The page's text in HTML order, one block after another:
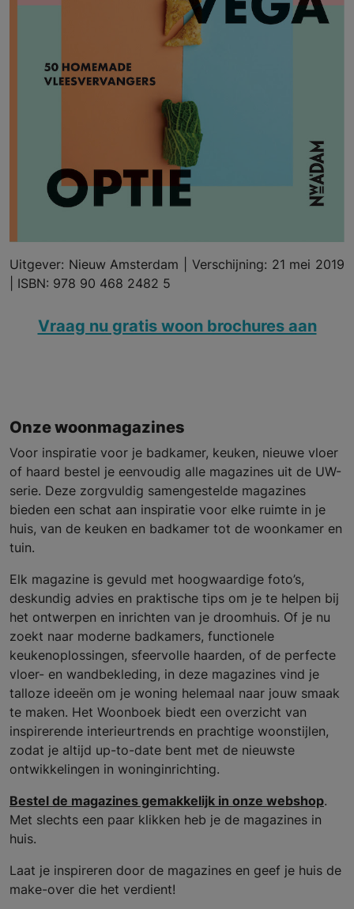
Uitgever: Nieuw Amsterdam | Verschijning: 21 mei 2019
ISBN: 978 90 468 2482 5
Vraag nu gratis woon brochures aan
Onze woonmagazines
Voor inspiratie voor je badkamer, keuken, nieuwe vloer
of haard bestel je eenvoudig alle magazines uit de UW-
serie. Deze zorgvuldig samengestelde magazines
bieden een schat aan inspiratie voor elke ruimte in je
huis, van de keuken en badkamer tot de woonkamer en
tuin.
Elk magazine is gevuld met hoogwaardige foto’s,
deskundig advies en praktische tips om je te helpen bij
het ontwerpen en inrichten van je droomhuis. Of je nu
zoekt naar moderne badkamers, functionele
keukenoplossingen, sfeervolle haarden, of de perfecte
vloer- en wandbekleding, in deze magazines vind je
talloze ideeën om je woning helemaal naar jouw smaak
te maken. Het Woonboek biedt een overzicht van
inspirerende interieurtrends en prachtige woonstijlen,
zodat je altijd up-to-date bent met de nieuwste
ontwikkelingen in woninginrichting.
Bestel de magazines gemakkelijk in onze webshop.
Met slechts een paar klikken heb je de magazines in
huis.
Laat je inspireren door de magazines en geef je huis de
make-over die het verdient!